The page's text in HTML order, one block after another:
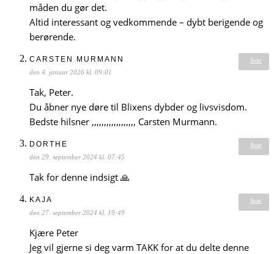
måden du gør det.
Altid interessant og vedkommende – dybt berigende og
berørende.
Svar
CARSTEN MURMANN
den 4. januar 2026 kl. 09:01
Tak, Peter.
Du åbner nye døre til Blixens dybder og livsvisdom.
Bedste hilsner ,,,,,,,,,,,,,,,,,, Carsten Murmann.
Svar
DORTHE
den 29. september 2024 kl. 07:45
Tak for denne indsigt 🙏
Svar
KAJA
den 27. september 2024 kl. 19:49
Kjære Peter
Jeg vil gjerne si deg varm TAKK for at du delte denne